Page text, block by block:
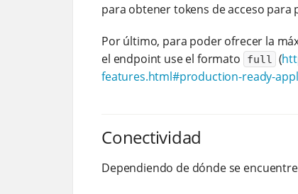
para obtener tokens de acceso
Por último, para poder ofrecer la
el endpoint use el formato
full (
features.html#production-ready-
Conectividad
Dependiendo de dónde se